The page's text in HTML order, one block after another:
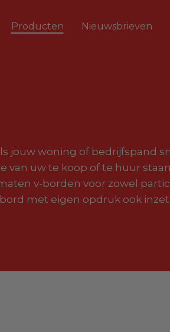
Producten Nieuwsbrieven
jouw woning of bedrijfspand
van uw te koop of te huur
v-borden voor zowel
met eigen opdruk ook